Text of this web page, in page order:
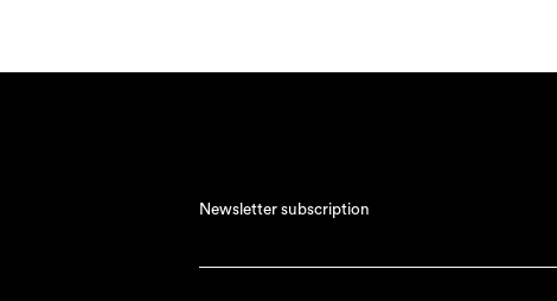
Newsletter subscription